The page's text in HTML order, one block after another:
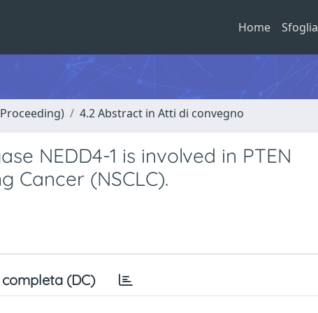
Home Sfoglia
4.2 Abstract in Atti di convegno
NEDD4-1 is involved in PTEN
Cancer (NSCLC).
(DC)